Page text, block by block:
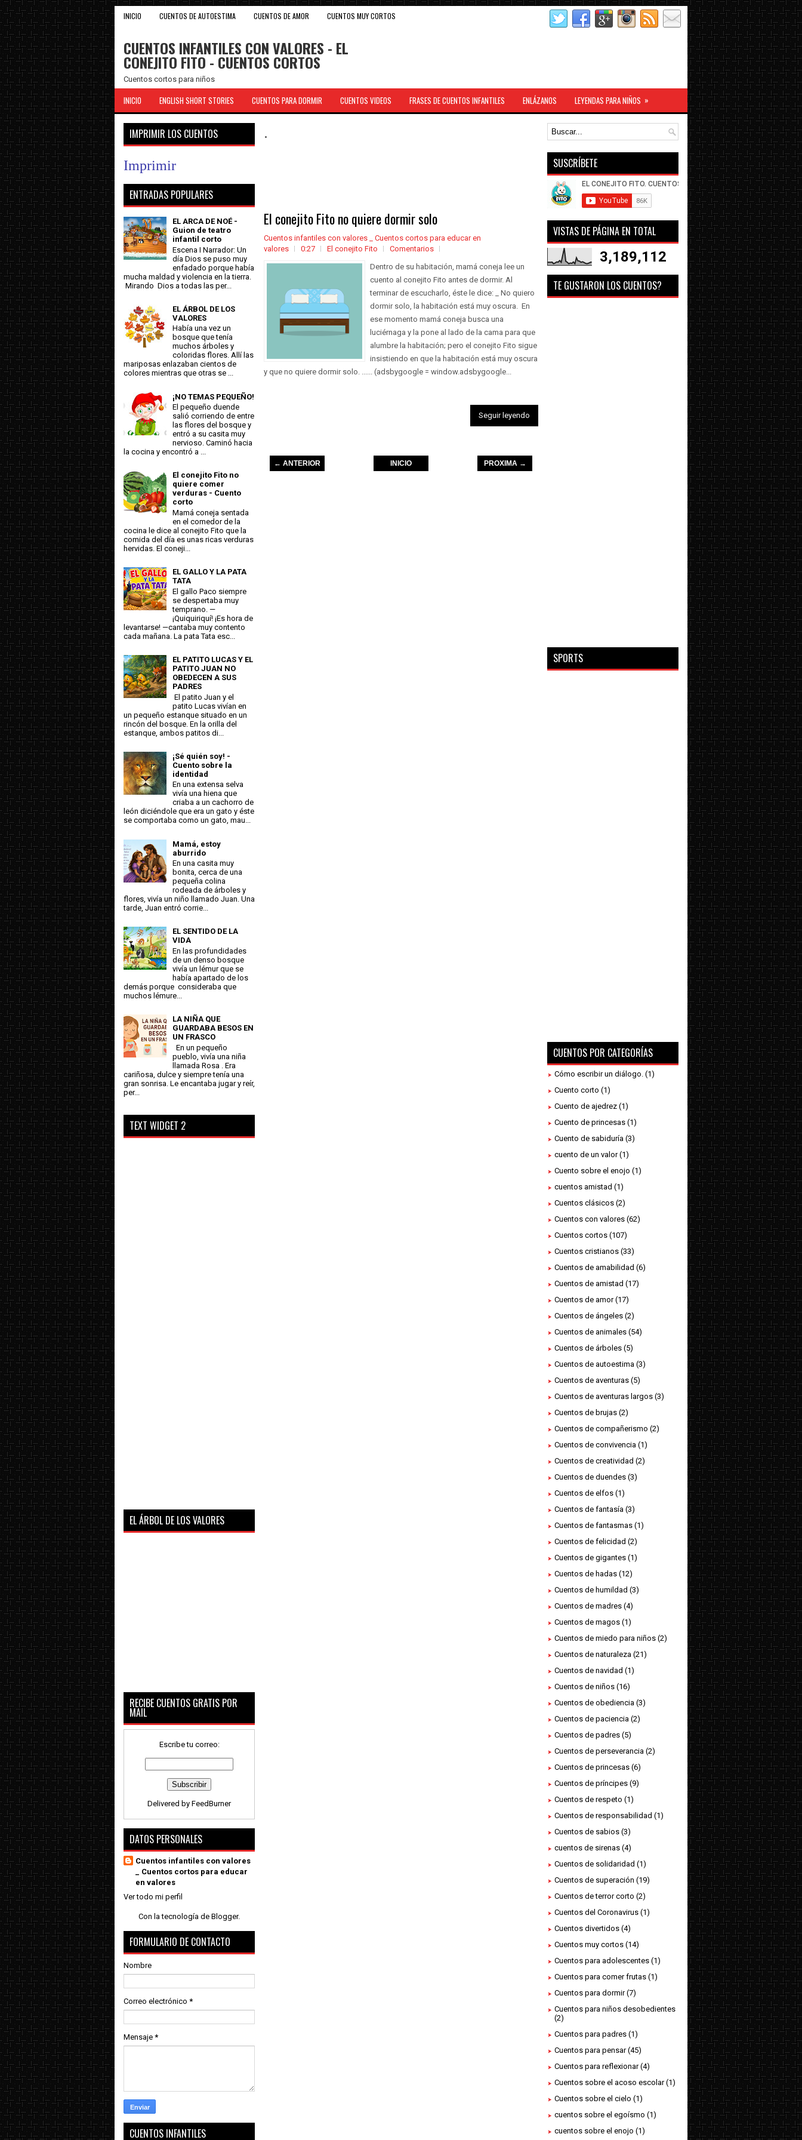
INICIO CUENTOS DE AUTOESTIMA CUENTOS DE AMOR CUENTOS MUY CORTOS
CUENTOS INFANTILES CON VALORES - EL
CONEJITO FITO - CUENTOS CORTOS
Cuentos cortos para niños
INICIO ENGLISH SHORT STORIES CUENTOS PARA DORMIR CUENTOS VIDEOS FRASES DE CUENTOS INFANTILES ENLÁZANOS LEYENDAS PARA NIÑOS »
.
El conejito Fito no quiere dormir solo
Cuentos infantiles con valores _ Cuentos cortos para educar en
valores
0:27 El conejito Fito
Comentarios
Dentro de su habitación, mamá coneja lee un
cuento al conejito Fito antes de dormir. Al
terminar de escucharlo, éste le dice: _ No quiero
dormir solo, la habitación está muy oscura. En
ese momento mamá coneja busca una
luciérnaga y la pone al lado de la cama para que
alumbre la habitación; pero el conejito Fito sigue
insistiendo en que la habitación está muy oscura
y que no quiere dormir solo. ...... (adsbygoogle = window.adsbygoogle...
Seguir leyendo
← ANTERIOR PROXIMA →
INICIO
IMPRIMIR LOS CUENTOS
Imprimir
ENTRADAS POPULARES
EL ARCA DE NOÉ -
Guion de teatro
infantil corto
Escena I Narrador: Un
día Dios se puso muy
enfadado porque había
mucha maldad y violencia en la tierra.
Mirando Dios a todas las per...
EL ÁRBOL DE LOS
VALORES
Había una vez un
bosque que tenía
muchos árboles y
coloridas flores. Allí las
mariposas enlazaban cientos de
colores mientras que otras se ...
¡NO TEMAS PEQUEÑO!
El pequeño duende
salió corriendo de entre
las flores del bosque y
entró a su casita muy
nervioso. Caminó hacia
la cocina y encontró a ...
El conejito Fito no
quiere comer
verduras - Cuento
corto
Mamá coneja sentada
en el comedor de la
cocina le dice al conejito Fito que la
comida del día es unas ricas verduras
hervidas. El coneji...
EL GALLO Y LA PATA
TATA
El gallo Paco siempre
se despertaba muy
temprano. —
¡Quiquiriquí! ¡Es hora de
levantarse! —cantaba muy contento
cada mañana. La pata Tata esc...
EL PATITO LUCAS Y EL
PATITO JUAN NO
OBEDECEN A SUS
PADRES
El patito Juan y el
patito Lucas vivían en
un pequeño estanque situado en un
rincón del bosque. En la orilla del
estanque, ambos patitos di...
¡Sé quién soy! -
Cuento sobre la
identidad
En una extensa selva
vivía una hiena que
criaba a un cachorro de
león diciéndole que era un gato y éste
se comportaba como un gato, mau...
Mamá, estoy
aburrido
En una casita muy
bonita, cerca de una
pequeña colina
rodeada de árboles y
flores, vivía un niño llamado Juan. Una
tarde, Juan entró corrie...
EL SENTIDO DE LA
VIDA
En las profundidades
de un denso bosque
vivía un lémur que se
había apartado de los
demás porque consideraba que
muchos lémure...
LA NIÑA QUE
GUARDABA BESOS EN
UN FRASCO
En un pequeño
pueblo, vivía una niña
llamada Rosa . Era
cariñosa, dulce y siempre tenía una
gran sonrisa. Le encantaba jugar y reír,
per...
TEXT WIDGET 2
EL ÁRBOL DE LOS VALORES
RECIBE CUENTOS GRATIS POR
MAIL
Escribe tu correo:
Delivered by FeedBurner
DATOS PERSONALES
Cuentos infantiles con valores
_ Cuentos cortos para educar
en valores
Ver todo mi perfil
Con la tecnología de Blogger.
FORMULARIO DE CONTACTO
Nombre
Correo electrónico *
Mensaje *
CUENTOS INFANTILES
SUSCRÍBETE
VISTAS DE PÁGINA EN TOTAL
3,189,112
TE GUSTARON LOS CUENTOS?
SPORTS
CUENTOS POR CATEGORÍAS
Cómo escribir un diálogo. (1)
Cuento corto (1)
Cuento de ajedrez (1)
Cuento de princesas (1)
Cuento de sabiduría (3)
cuento de un valor (1)
Cuento sobre el enojo (1)
cuentos amistad (1)
Cuentos clásicos (2)
Cuentos con valores (62)
Cuentos cortos (107)
Cuentos cristianos (33)
Cuentos de amabilidad (6)
Cuentos de amistad (17)
Cuentos de amor (17)
Cuentos de ángeles (2)
Cuentos de animales (54)
Cuentos de árboles (5)
Cuentos de autoestima (3)
Cuentos de aventuras (5)
Cuentos de aventuras largos (3)
Cuentos de brujas (2)
Cuentos de compañerismo (2)
Cuentos de convivencia (1)
Cuentos de creatividad (2)
Cuentos de duendes (3)
Cuentos de elfos (1)
Cuentos de fantasía (3)
Cuentos de fantasmas (1)
Cuentos de felicidad (2)
Cuentos de gigantes (1)
Cuentos de hadas (12)
Cuentos de humildad (3)
Cuentos de madres (4)
Cuentos de magos (1)
Cuentos de miedo para niños (2)
Cuentos de naturaleza (21)
Cuentos de navidad (1)
Cuentos de niños (16)
Cuentos de obediencia (3)
Cuentos de paciencia (2)
Cuentos de padres (5)
Cuentos de perseverancia (2)
Cuentos de princesas (6)
Cuentos de príncipes (9)
Cuentos de respeto (1)
Cuentos de responsabilidad (1)
Cuentos de sabios (3)
cuentos de sirenas (4)
Cuentos de solidaridad (1)
Cuentos de superación (19)
Cuentos de terror corto (2)
Cuentos del Coronavirus (1)
Cuentos divertidos (4)
Cuentos muy cortos (14)
Cuentos para adolescentes (1)
Cuentos para comer frutas (1)
Cuentos para dormir (7)
Cuentos para niños desobedientes
(2)
Cuentos para padres (1)
Cuentos para pensar (45)
Cuentos para reflexionar (4)
Cuentos sobre el acoso escolar (1)
Cuentos sobre el cielo (1)
cuentos sobre el egoísmo (1)
cuentos sobre el enojo (1)